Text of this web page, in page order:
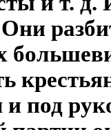
Они
под